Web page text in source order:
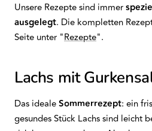
Unsere Rezepte sind immer
ausgelegt. Die kompletten
Seite unter "Rezepte".
Lachs mit
Das idealeSommerrezept: ein
gesundes Stück Lachs sind leicht